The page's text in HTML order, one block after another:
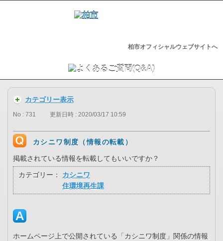
柏市オフィシャルウェブサイトへ
カテゴリー表示
No : 731 更新日時 : 2020/03/17 10:59
カシニワ制度（情報の転載）
掲載されている情報を転載してもいいですか？
カテゴリー：
カシニワ
住環境再生課
ホームページ上で公開されている「カシニワ制度」関係の情報